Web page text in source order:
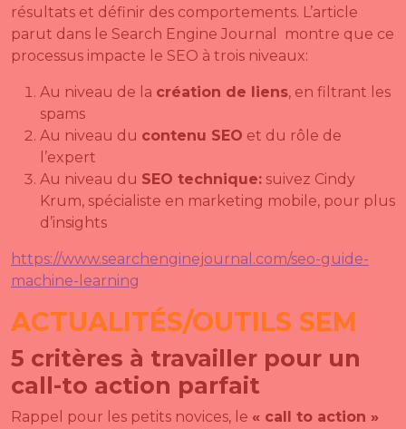
résultats et définir des comportements. L’article
parut dans le Search Engine Journal montre que ce
processus impacte le SEO à trois niveaux:
Au niveau de la création de liens, en filtrant les
spams
Au niveau du contenu SEO et du rôle de
l’expert
Au niveau du SEO technique: suivez Cindy
Krum, spécialiste en marketing mobile, pour plus
d’insights
https://www.searchenginejournal.com/seo-guide-
machine-learning
ACTUALITÉS/OUTILS SEM
5 critères à travailler pour un
call-to action parfait
Rappel pour les petits novices, le « call to action »